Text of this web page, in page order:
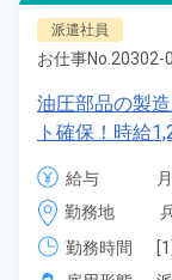
派遣社員
お仕事No. 20302-
油圧部品の製
ト確保！時給
社員登用制度
給与
勤務地
勤務時間